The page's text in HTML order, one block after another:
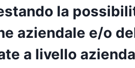
la
aziendale e/o
a livello